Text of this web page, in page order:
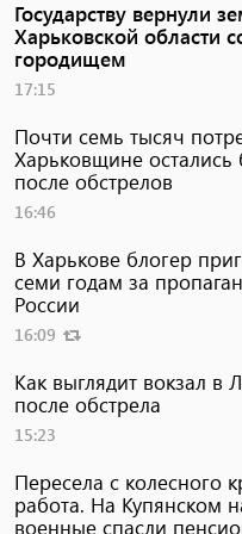
Государству вернули
Харьковской области
городищем
17:15
Почти семь тысяч
Харьковщине остались
после обстрелов
16:46
В Харькове блогер
семи годам за
России
16:09
Как выглядит вокзал в
после обстрела
15:23
Пересела с колесного
работа. На Купянском
военные спасли